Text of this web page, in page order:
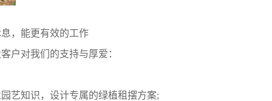
，能更有效的工作
户对我们的支持与厚爱：
艺知识，设计专属的绿植租摆方案;